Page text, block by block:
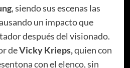
, siendo sus escenas las
un impacto que
después del visionado.
deVicky Krieps,quien con
con el elenco, sin